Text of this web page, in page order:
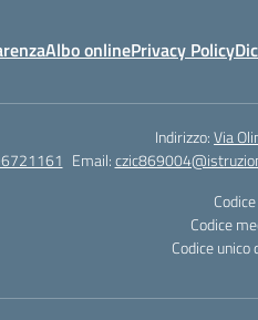
Albo onlinePrivacy Policy
Indirizzo:Via
Email:
Codice
Codice unico